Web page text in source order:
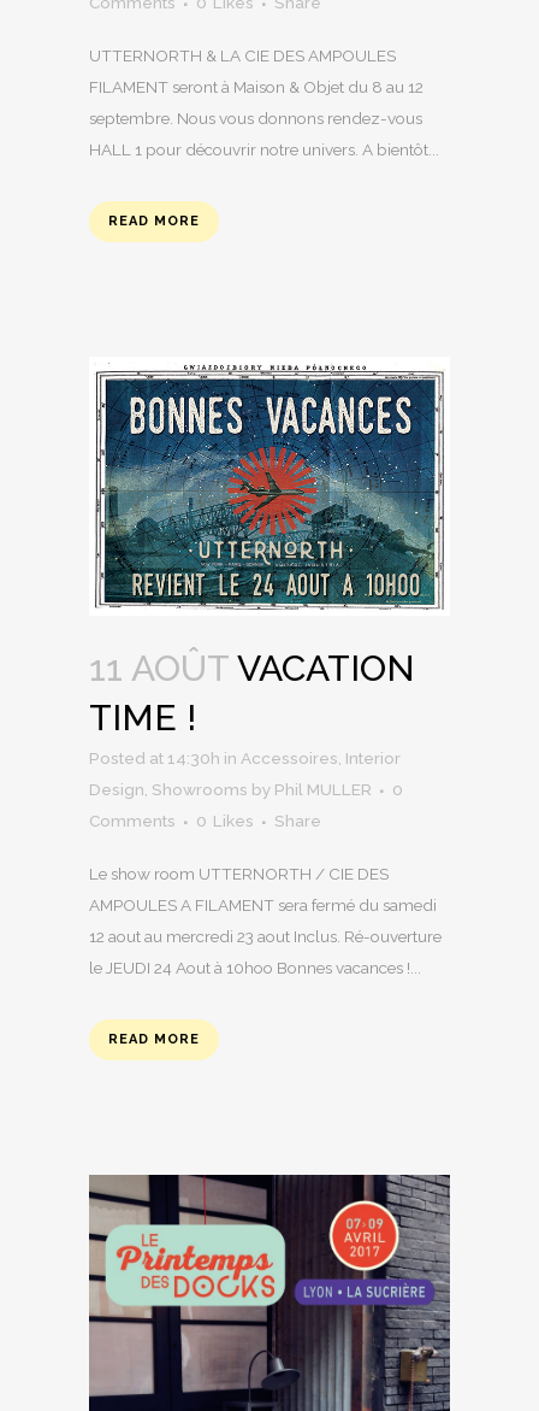
UTTERNORTH & LA CIE DES AMPOULES
FILAMENT seront à Maison & Objet du 8 au 12
septembre. Nous vous donnons rendez-vous
HALL 1 pour découvrir notre univers. A bientôt...
READ MORE
11 AOÛT VACATION
TIME !
Posted at 14:30h in Accessoires Interior
Design Showrooms by Phil MULLER
0
Comments
0 Likes Share
Le show room UTTERNORTH / CIE DES
AMPOULES A FILAMENT sera fermé du samedi
12 aout au mercredi 23 aout Inclus. Ré-ouverture
le JEUDI 24 Aout à 10hoo Bonnes vacances !...
READ MORE